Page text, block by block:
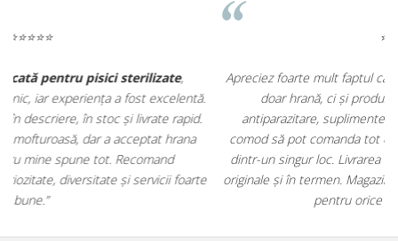
Apreciez foarte mult faptul că pe ehranaanimale.rogăsesc nu
doar hrană, ci și produse din
farmacia veterinară :
antiparazitare, suplimente și soluții de îngrijire. Este foarte
comod să pot comanda tot ce am nevoie pentru animalul meu
dintr-un singur loc. Livrarea a fost rapidă, iar produsele au fost
originale și în termen. Magazin serios, bine organizat și foarte util